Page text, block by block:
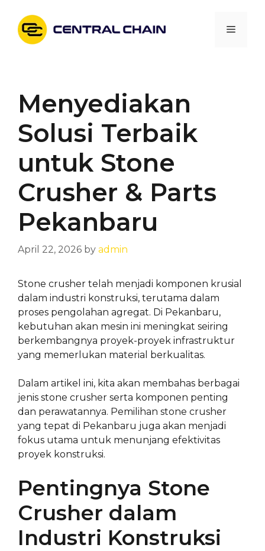
content
Menu
Menyediakan
Solusi Terbaik
untuk Stone
Crusher & Parts
Pekanbaru
April 22, 2026 by admin
Stone crusher telah menjadi komponen krusial
dalam industri konstruksi, terutama dalam
proses pengolahan agregat. Di Pekanbaru,
kebutuhan akan mesin ini meningkat seiring
berkembangnya proyek-proyek infrastruktur
yang memerlukan material berkualitas.
Dalam artikel ini, kita akan membahas berbagai
jenis stone crusher serta komponen penting
dan perawatannya. Pemilihan stone crusher
yang tepat di Pekanbaru juga akan menjadi
fokus utama untuk menunjang efektivitas
proyek konstruksi.
Pentingnya Stone
Crusher dalam
Industri Konstruksi